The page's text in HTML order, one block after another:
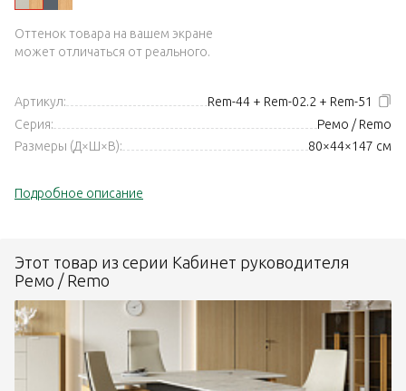
Оттенок товара на вашем экране
может отличаться от реального.
Артикул:
Rem-44 + Rem-02.2 + Rem-51
Серия:
Ремо / Remo
Размеры (Д×Ш×В):
80×44×147 см
Подробное описание
Этот товар из серии Кабинет руководителя
Ремо / Remo